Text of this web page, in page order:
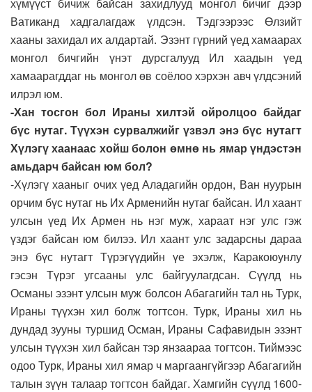
Ватиканд хадгалагдаж үлдсэн. Тэдгээрээс Өлзийт
хааны захидал их алдартай. Эзэнт гүрний үед хамаарах
монгол бичгийн үнэт дурсгалууд Ил хаадын үед
хамаарагддаг нь монгол өв соёлоо хэрхэн авч үлдсэний
илрэл юм.
-Хан тосгон бол Ираны хилтэй ойролцоо байдаг
бүс нутаг. Түүхэн сурвалжийг үзвэл энэ бүс нутагт
Хүлэгү хаанаас хойш болон өмнө нь ямар үндэстэн
амьдарч байсан юм бол?
-Хүлэгү хааныг очих үед Аладагийн ордон, Ван нуурын
орчим бүс нутаг нь Их Арменийн нутаг байсан. Ил хаант
улсын үед Их Армен нь нэг муж, хараат нэг улс гэж
үздэг байсан юм билээ. Ил хаант улс задарсны дараа
энэ бүс нутагт Түрэгүүдийн үе эхэлж, Каракоюунлу
гэсэн Түрэг угсааны улс байгуулагдсан. Сүүлд нь
Османы эзэнт улсын муж болсон Абагагийн тал нь Турк,
Ираны түүхэн хил болж тогтсон. Турк, Ираны хил нь
дундад зууны туршид Осман, Ираны Сафавидын эзэнт
улсын түүхэн хил байсан тэр янзаараа тогтсон. Тиймээс
одоо Турк, Ираны хил ямар ч маргаангүйгээр Абагагийн
талын зүүн талаар тогтсон байдаг. Хамгийн сүүлд 1600-